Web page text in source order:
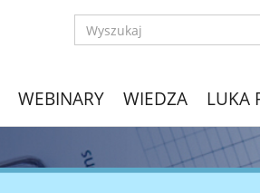
WEBINARY WIEDZA LUKA